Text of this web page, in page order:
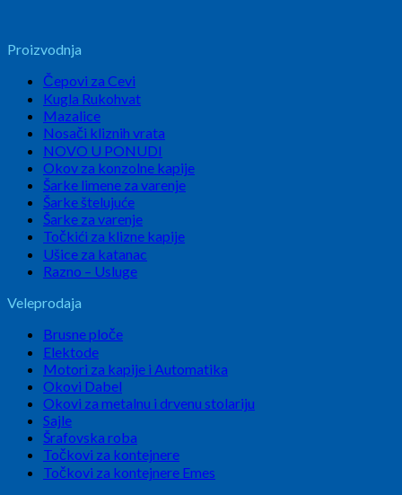
Proizvodnja
Čepovi za Cevi
Kugla Rukohvat
Mazalice
Nosači kliznih vrata
NOVO U PONUDI
Okov za konzolne kapije
Šarke limene za varenje
Šarke štelujuće
Šarke za varenje
Točkići za klizne kapije
Ušice za katanac
Razno – Usluge
Veleprodaja
Brusne ploče
Elektode
Motori za kapije i Automatika
Okovi Dabel
Okovi za metalnu i drvenu stolariju
Sajle
Šrafovska roba
Točkovi za kontejnere
Točkovi za kontejnere Emes